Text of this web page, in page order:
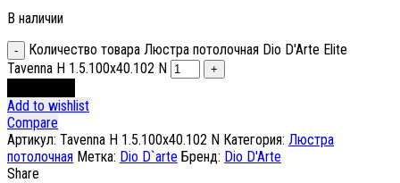
В наличии
Количество товара Люстра потолочная Dio D'Arte Elite
Tavenna H 1.5.100x40.102 N
Add to wishlist
Compare
Артикул: Tavenna H 1.5.100x40.102 N Категория: Люстра
потолочная Метка: Dio D`arte Бренд: Dio D'Arte
Share